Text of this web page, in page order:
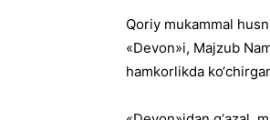
Qoriy mukammal
«Devon»i, Majzub
hamkorlikda